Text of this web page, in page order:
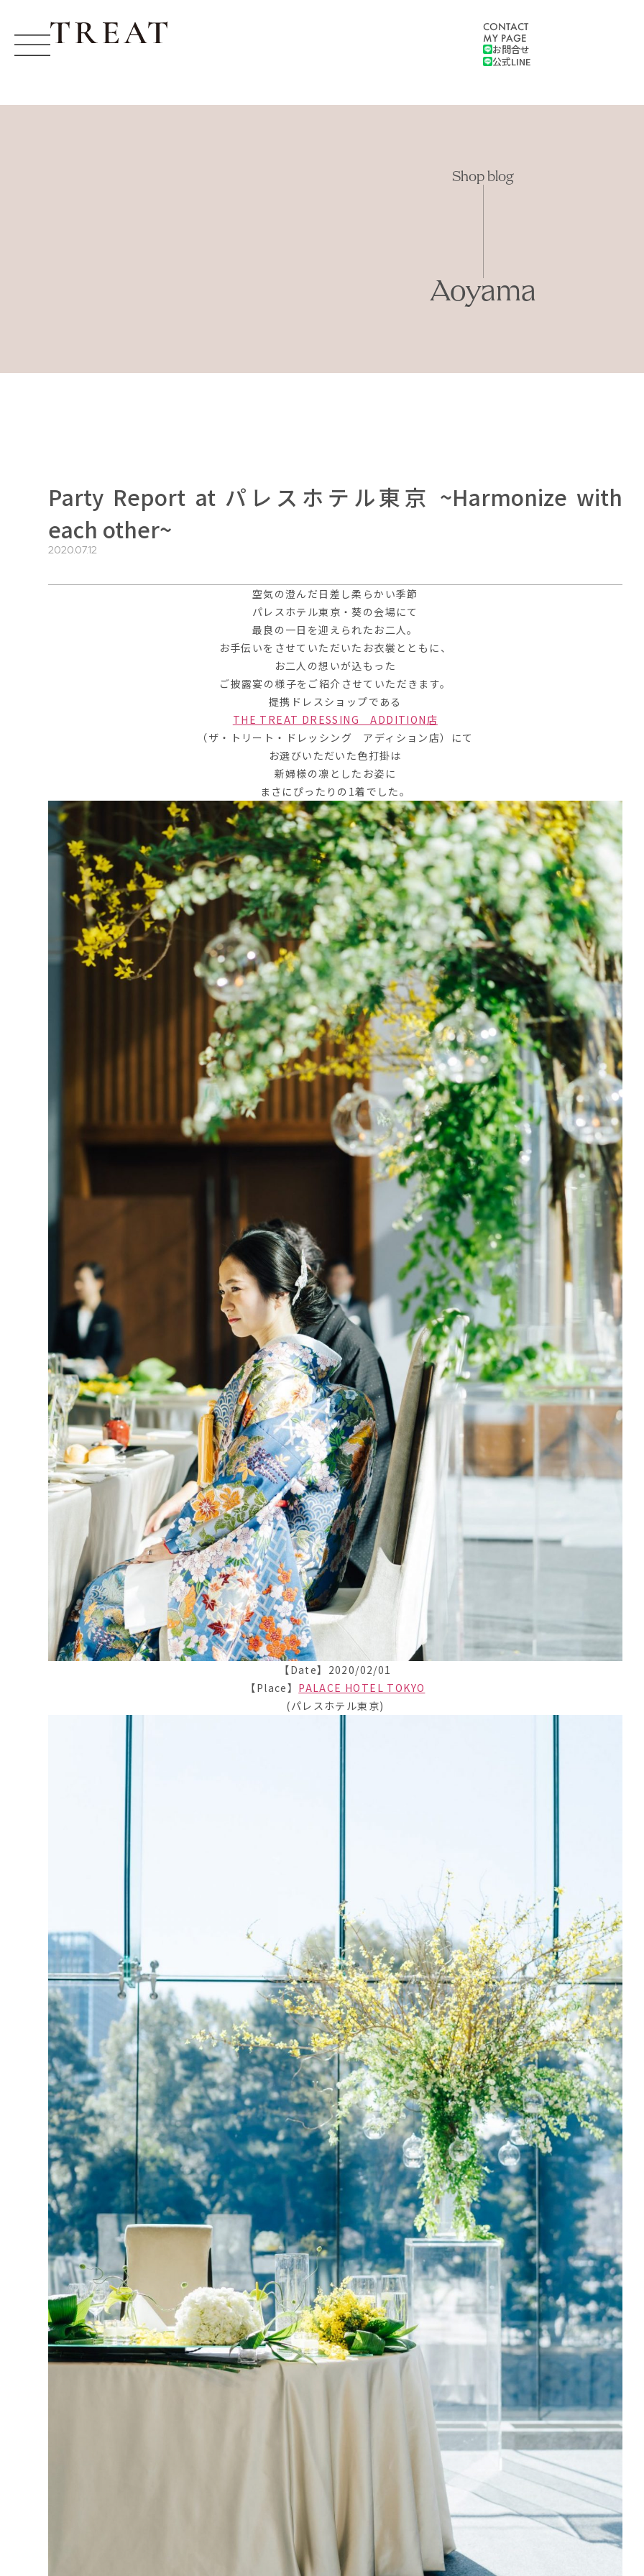
CONTACT
MY PAGE
お問合せ
公式LINE
Shop blog
Aoyama
Party Report at パレスホテル東京 ~Harmonize with
each other~
2020.07.12
空気の澄んだ日差し柔らかい季節
パレスホテル東京・葵の会場にて
最良の一日を迎えられたお二人。
お手伝いをさせていただいたお衣裳とともに、
お二人の想いが込もった
ご披露宴の様子をご紹介させていただきます。
提携ドレスショップである
THE TREAT DRESSING ADDITION店
（ザ・トリート・ドレッシング アディション店）にて
お選びいただいた色打掛は
新婦様の凛としたお姿に
まさにぴったりの1着でした。
【Date】2020/02/01
【Place】 PALACE HOTEL TOKYO
(パレスホテル東京)